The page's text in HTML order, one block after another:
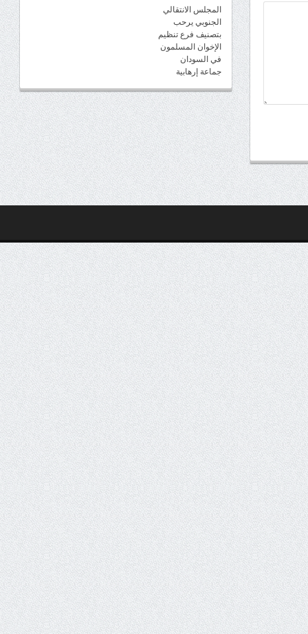
المجلس الانتقالي
الجنوبي يرحب
بتصنيف فرع تنظيم
الإخوان المسلمون
في السودان
جماعة إرهابية